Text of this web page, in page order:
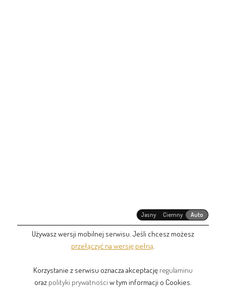
Jasny Ciemny Auto
Używasz wersji mobilnej serwisu. Jeśli chcesz możesz
przełączyć na wersję pełną
Korzystanie z serwisu oznacza akceptację regulaminu
oraz polityki prywatności w tym informacji o Cookies.